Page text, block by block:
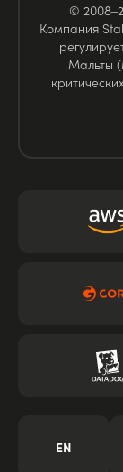
©
Компания
Мальты
EN